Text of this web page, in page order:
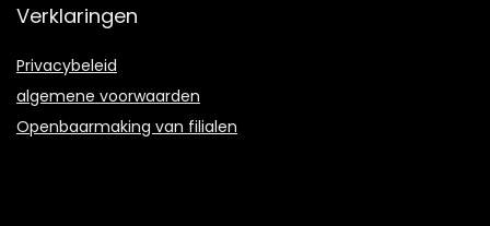
Verklaringen
Privacybeleid
algemene voorwaarden
Openbaarmaking van filialen